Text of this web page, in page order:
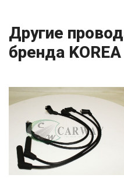
Другие
бренда KOREA